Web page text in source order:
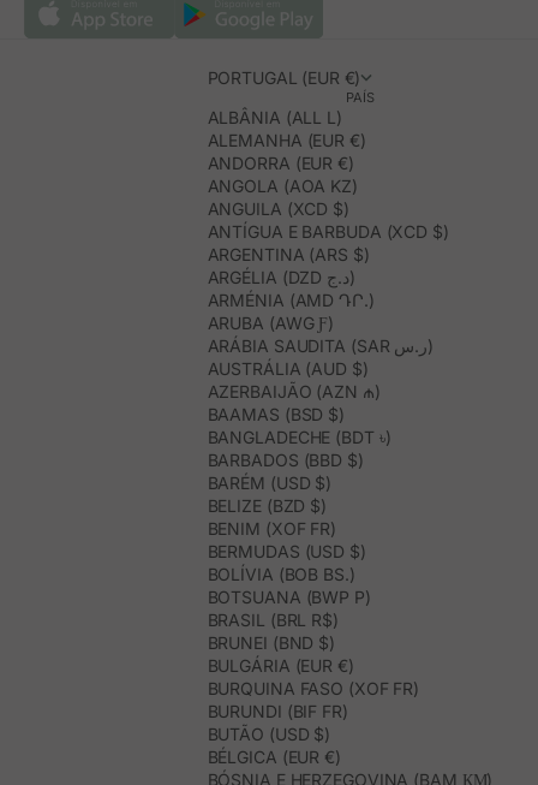
PORTUGAL (EUR €)
PAÍS
ALBÂNIA (ALL L)
ALEMANHA (EUR €)
ANDORRA (EUR €)
ANGOLA (AOA KZ)
ANGUILA (XCD $)
ANTÍGUA E BARBUDA (XCD $)
ARGENTINA (ARS $)
ARGÉLIA (DZD د.ج)
ARMÉNIA (AMD ԴՐ.)
ARUBA (AWG Ƒ)
ARÁBIA SAUDITA (SAR ر.س)
AUSTRÁLIA (AUD $)
AZERBAIJÃO (AZN ₼)
BAAMAS (BSD $)
BANGLADECHE (BDT ৳)
BARBADOS (BBD $)
BARÉM (USD $)
BELIZE (BZD $)
BENIM (XOF FR)
BERMUDAS (USD $)
BOLÍVIA (BOB BS.)
BOTSUANA (BWP P)
BRASIL (BRL R$)
BRUNEI (BND $)
BULGÁRIA (EUR €)
BURQUINA FASO (XOF FR)
BURUNDI (BIF FR)
BUTÃO (USD $)
BÉLGICA (EUR €)
BÓSNIA E HERZEGOVINA (BAM КМ)